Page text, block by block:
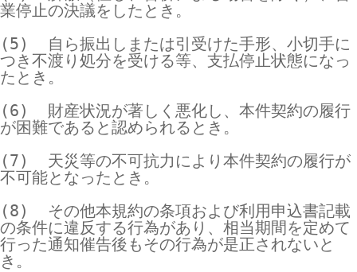
業停止の決議をしたとき。
(5)  自ら振出しまたは引受けた手形、小切手に
つき不渡り処分を受ける等、支払停止状態になっ
たとき。
(6)  財産状況が著しく悪化し、本件契約の履行
が困難であると認められるとき。
(7)  天災等の不可抗力により本件契約の履行が
不可能となったとき。
(8)  その他本規約の条項および利用申込書記載
の条件に違反する行為があり、相当期間を定めて
行った通知催告後もその行為が是正されないと
き。